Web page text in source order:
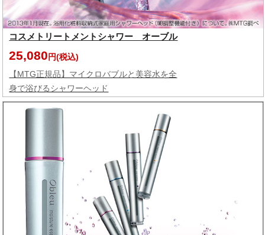
コスメトリートメントシャワー オーブル
25,080 円(税込)
【MTG正規品】マイクロバブルと美容水を全
身で浴びるシャワーヘッド